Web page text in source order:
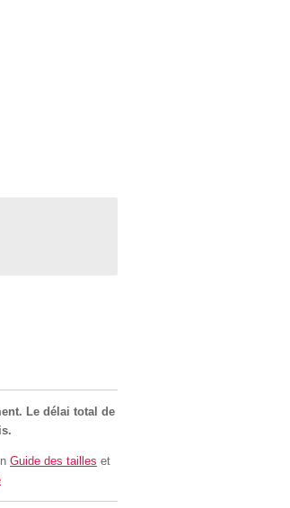
Le délai total de
Guide des tailles et